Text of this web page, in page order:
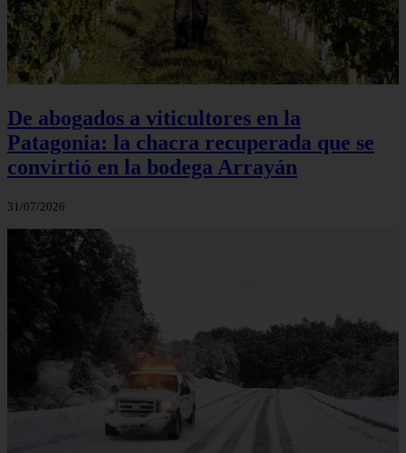
De abogados a viticultores en la
Patagonia: la chacra recuperada que se
convirtió en la bodega Arrayán
31/07/2026